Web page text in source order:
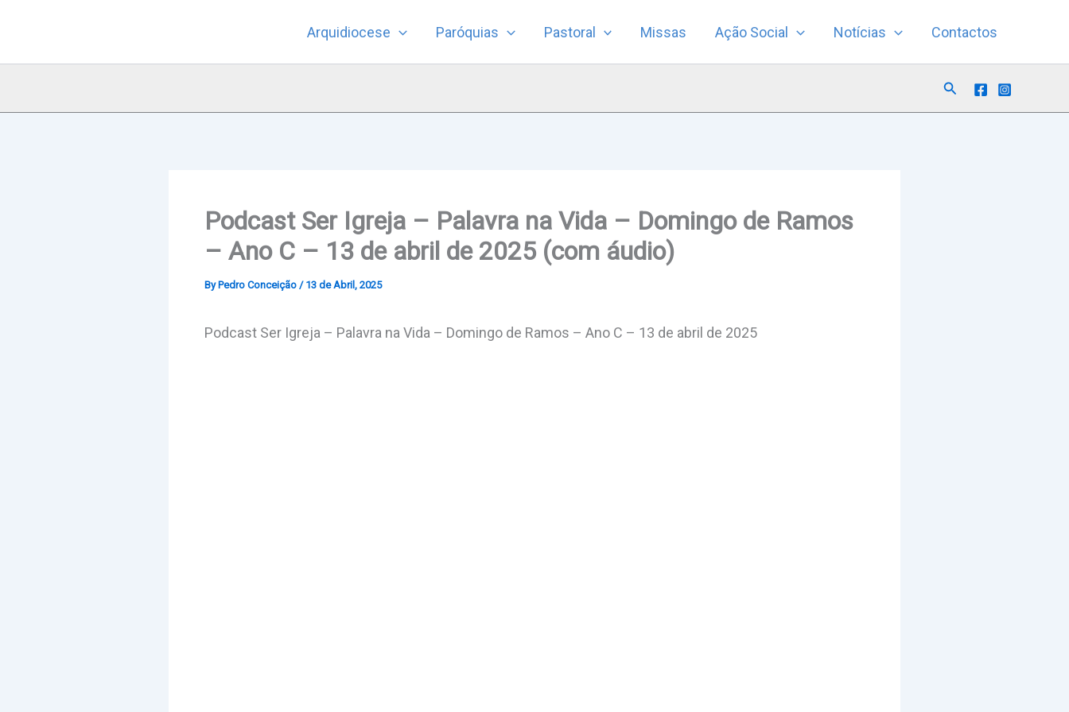
Arquidiocese Paróquias Pastoral Missas Ação Social Notícias Contactos
Search
Podcast Ser Igreja – Palavra na Vida – Domingo de Ramos
– Ano C – 13 de abril de 2025 (com áudio)
By Pedro Conceição / 13 de Abril, 2025
Podcast Ser Igreja – Palavra na Vida – Domingo de Ramos – Ano C – 13 de abril de 2025